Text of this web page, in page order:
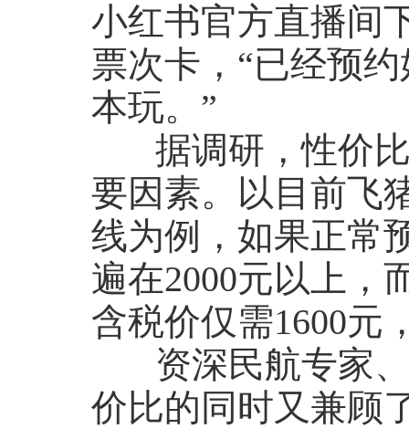
小红书官方直播间
票次卡，“已经预
本玩。”
据调研，性价比
要因素。以目前飞
线为例，如果正常
遍在2000元以上，
含税价仅需1600元
资深民航专家、
价比的同时又兼顾